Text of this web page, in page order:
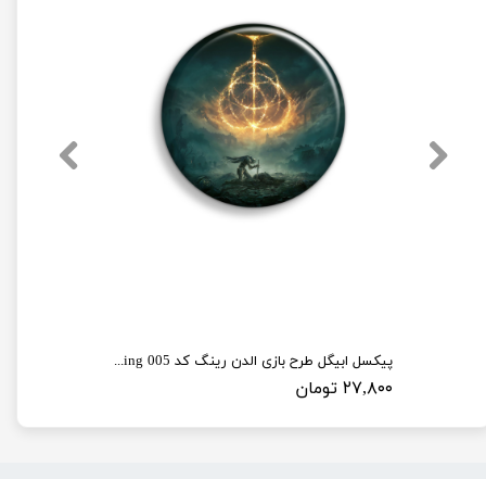
پیکسل ابیگل طرح بازی الدن رینگ کد elden ring 005
۲۷,۸۰۰ تومان